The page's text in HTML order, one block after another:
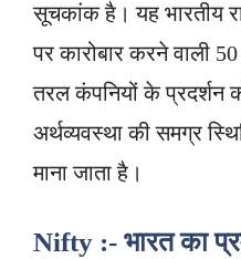
सूचकांक है। यह भारतीय
पर कारोबार करने वाली
तरल कंपनियों के प्रदर्शन
अर्थव्यवस्था की समग्र
माना जाता है।
Nifty :- भारत का